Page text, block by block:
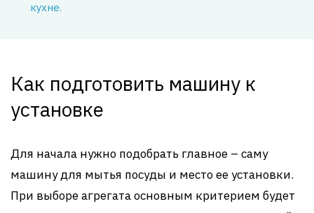
кухне.
Как подготовить машину к
установке
Для начала нужно подобрать главное – саму
машину для мытья посуды и место ее установки.
При выборе агрегата основным критерием будет